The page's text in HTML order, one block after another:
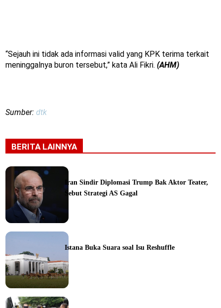
“Sejauh ini tidak ada informasi valid yang KPK terima terkait
meninggalnya buron tersebut,” kata Ali Fikri. (AHM)
Sumber: dtk
BERITA LAINNYA
Iran Sindir Diplomasi Trump Bak Aktor Teater,
Sebut Strategi AS Gagal
Istana Buka Suara soal Isu Reshuffle